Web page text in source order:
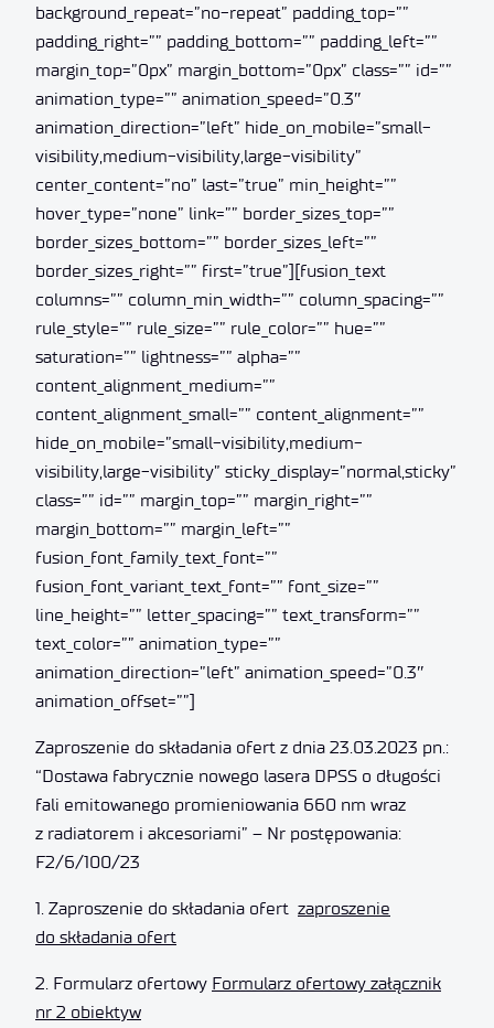
background_repeat=”no-repeat” padding_top=””
padding_right=”” padding_bottom=”” padding_left=””
margin_top=”0px” margin_bottom=”0px” class=”” id=””
animation_type=”” animation_speed=”0.3″
animation_direction=”left” hide_on_mobile=”small-
visibility,medium-visibility,large-visibility”
center_content=”no” last=”true” min_height=””
hover_type=”none” link=”” border_sizes_top=””
border_sizes_bottom=”” border_sizes_left=””
border_sizes_right=”” first=”true”][fusion_text
columns=”” column_min_width=”” column_spacing=””
rule_style=”” rule_size=”” rule_color=”” hue=””
saturation=”” lightness=”” alpha=””
content_alignment_medium=””
content_alignment_small=”” content_alignment=””
hide_on_mobile=”small-visibility,medium-
visibility,large-visibility” sticky_display=”normal,sticky”
class=”” id=”” margin_top=”” margin_right=””
margin_bottom=”” margin_left=””
fusion_font_family_text_font=””
fusion_font_variant_text_font=”” font_size=””
line_height=”” letter_spacing=”” text_transform=””
text_color=”” animation_type=””
animation_direction=”left” animation_speed=”0.3″
animation_offset=””]
Zaproszenie do składania ofert z dnia 23.03.2023 pn.:
“Dostawa fabrycznie nowego lasera DPSS o długości
fali emitowanego promieniowania 660 nm wraz
z radiatorem i akcesoriami” – Nr postępowania:
F2/6/100/23
1. Zaproszenie do składania ofert zaproszenie
do składania ofert
2. Formularz ofertowy Formularz ofertowy załącznik
nr 2 obiektyw